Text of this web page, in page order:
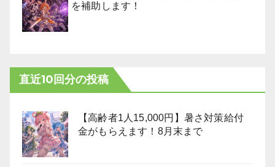
を補助します！
直近10回分の投稿
【高齢者1人15,000円】暑さ対策給付
金がもらえます！8月末まで